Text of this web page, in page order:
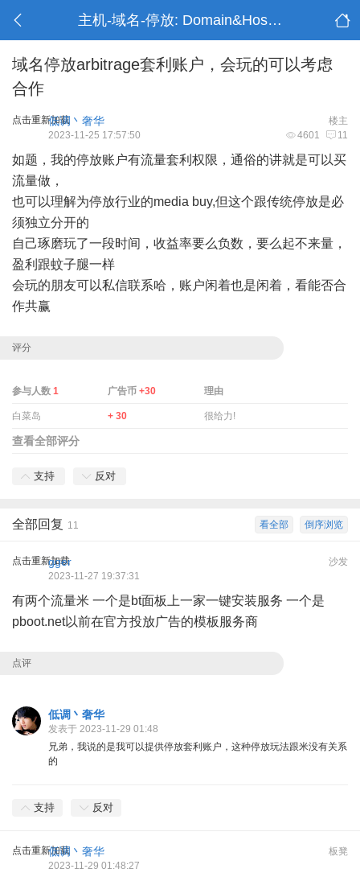
主机-域名-停放: Domain&Hosting
域名停放arbitrage套利账户，会玩的可以考虑
合作
点击重新加载 楼主
低调丶奢华
4601 11
2023-11-25 17:57:50
如题，我的停放账户有流量套利权限，通俗的讲就是可以买
流量做，
也可以理解为停放行业的media buy,但这个跟传统停放是必
须独立分开的
自己琢磨玩了一段时间，收益率要么负数，要么起不来量，
盈利跟蚊子腿一样
会玩的朋友可以私信联系哈，账户闲着也是闲着，看能否合
作共赢
评分
参与人数 1 广告币+30 理由
白菜岛 + 30 很给力!
查看全部评分
支持 反对
倒序浏览
看全部
全部回复 11
点击重新加载 沙发
gger
2023-11-27 19:37:31
有两个流量米 一个是bt面板上一家一键安装服务 一个是
pboot.net以前在官方投放广告的模板服务商
点评
低调丶奢华
发表于 2023-11-29 01:48
兄弟，我说的是我可以提供停放套利账户，这种停放玩法跟米没有关系
的
支持 反对
点击重新加载 板凳
低调丶奢华
2023-11-29 01:48:27